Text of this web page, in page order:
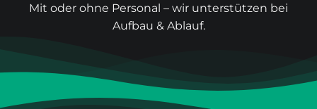
Mit oder ohne Personal – wir unterstützen bei
Aufbau & Ablauf.